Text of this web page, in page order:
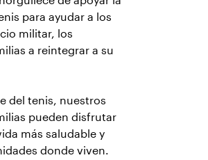
para ayudar a los
militar, los
a reintegrar a su
del tenis, nuestros
pueden disfrutar
más saludable y
donde viven.